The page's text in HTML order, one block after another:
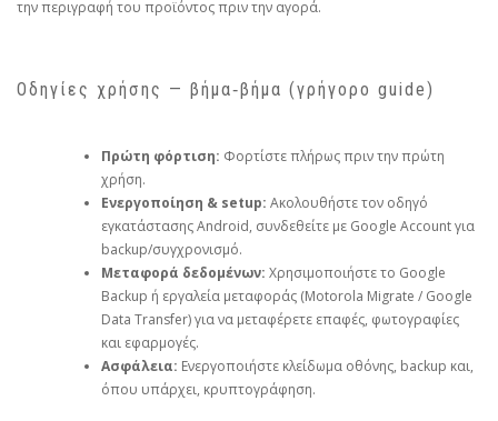
την περιγραφή του προϊόντος πριν την αγορά.
Οδηγίες χρήσης — βήμα‑βήμα (γρήγορο guide)
Πρώτη φόρτιση: Φορτίστε πλήρως πριν την πρώτη
χρήση.
Ενεργοποίηση & setup: Ακολουθήστε τον οδηγό
εγκατάστασης Android, συνδεθείτε με Google Account για
backup/συγχρονισμό.
Μεταφορά δεδομένων: Χρησιμοποιήστε το Google
Backup ή εργαλεία μεταφοράς (Motorola Migrate / Google
Data Transfer) για να μεταφέρετε επαφές, φωτογραφίες
και εφαρμογές.
Ασφάλεια: Ενεργοποιήστε κλείδωμα οθόνης, backup και,
όπου υπάρχει, κρυπτογράφηση.